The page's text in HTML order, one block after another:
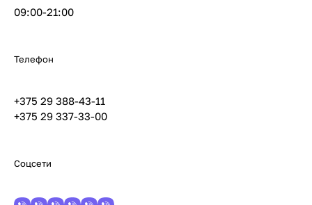
09:00-21:00
Телефон
+375 29 388-43-11
+375 29 337-33-00
Соцсети